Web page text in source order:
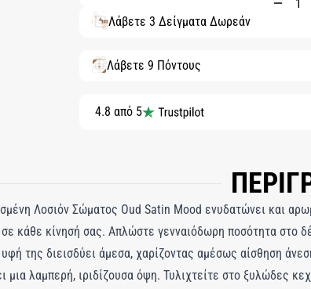
Λάβετε 3 Δείγματα Δωρεάν
Λάβετε 9 Πόντους
4.8 από 5
Λοσιόν Σώματος Oud Satin Mood ενυδατώνει και
κάθε κίνησή σας. Απλώστε γενναιόδωρη ποσότητα στο
της διεισδύει άμεσα, χαρίζοντας αμέσως αίσθηση
μια λαμπερή, ιριδίζουσα όψη. Τυλιχτείτε στο ξυλώδες